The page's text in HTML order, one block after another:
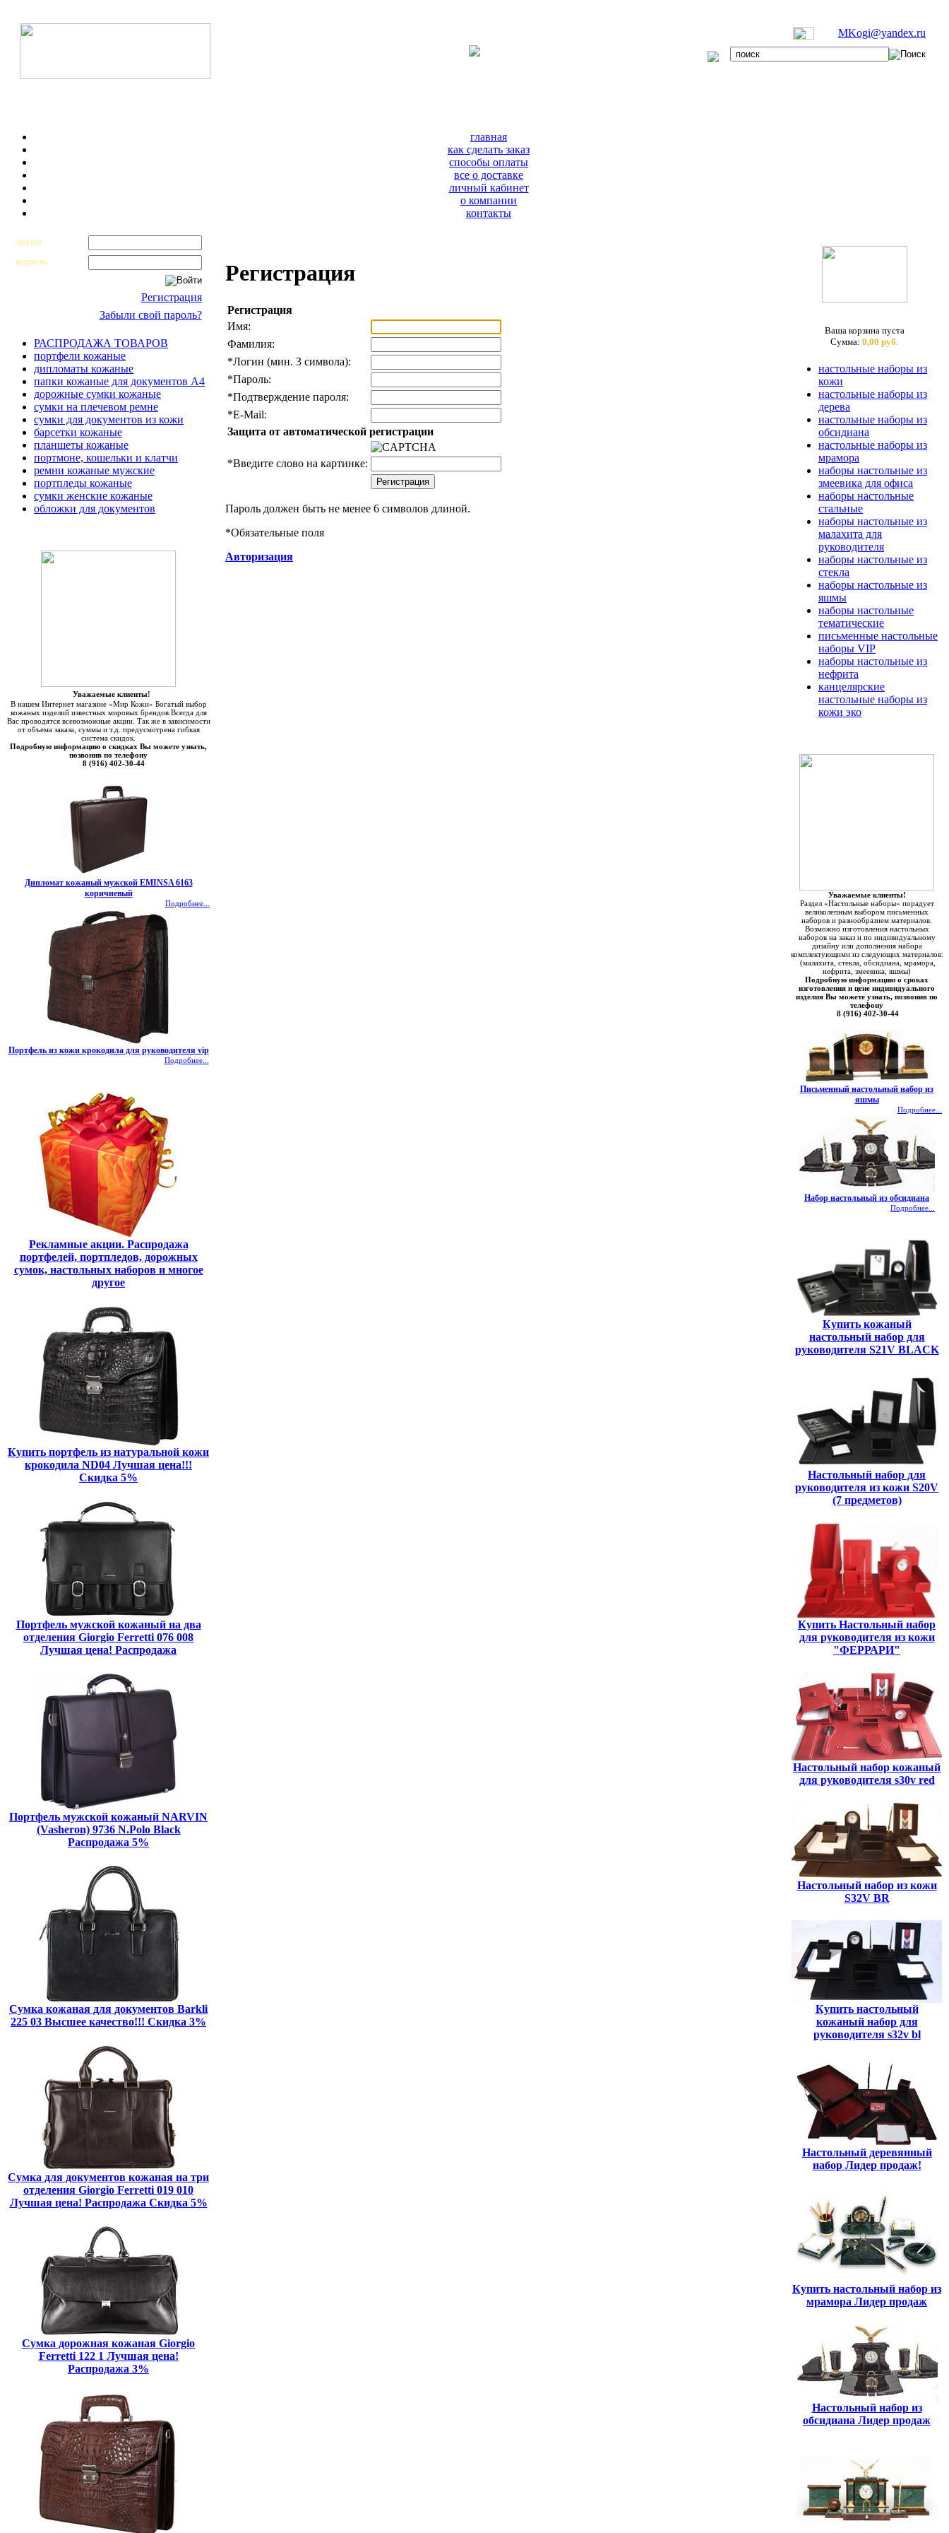
MKogi@yandex.ru
главная
как сделать заказ
способы оплаты
все о доставке
личный кабинет
о компании
контакты
логин
пароль
Регистрация
Забыли свой пароль?
РАСПРОДАЖА ТОВАРОВ
портфели кожаные
дипломаты кожаные
папки кожаные для документов А4
дорожные сумки кожаные
сумки на плечевом ремне
сумки для документов из кожи
барсетки кожаные
планшеты кожаные
портмоне, кошельки и клатчи
ремни кожаные мужские
портпледы кожаные
сумки женские кожаные
обложки для документов
Уважаемые клиенты!
В нашем Интернет магазине «Мир Кожи» Богатый выбор
кожаных изделий известных мировых брендов.Всегда для
Вас проводятся всевозможные акции. Так же в зависимости
от объема заказа, суммы и т.д. предусмотрена гибкая
система скидок.
Подробную информацию о скидках Вы можете узнать,
позвонив по телефону
8 (916) 402-30-44
Дипломат кожаный мужской EMINSA 6163
коричневый
Подробнее...
Портфель из кожи крокодила для руководителя vip
Подробнее...
Рекламные акции. Распродажа
портфелей, портпледов, дорожных
сумок, настольных наборов и многое
другое
Купить портфель из натуральной кожи
крокодила ND04 Лучшая цена!!!
Скидка 5%
Портфель мужской кожаный на два
отделения Giorgio Ferretti 076 008
Лучшая цена! Распродажа
Портфель мужской кожаный NARVIN
(Vasheron) 9736 N.Polo Black
Распродажа 5%
Сумка кожаная для документов Barkli
225 03 Высшее качество!!! Скидка 3%
Сумка для документов кожаная на три
отделения Giorgio Ferretti 019 010
Лучшая цена! Распродажа Скидка 5%
Сумка дорожная кожаная Giorgio
Ferretti 122 1 Лучшая цена!
Распродажа 3%
Регистрация
Регистрация
Имя:
Фамилия:
*Логин (мин. 3 символа):
*Пароль:
*Подтверждение пароля:
*E-Mail:
Защита от автоматической регистрации
*Введите слово на картинке:
Пароль должен быть не менее 6 символов длиной.
*Обязательные поля
Авторизация
Ваша корзина пуста
Сумма: 0,00 руб.
настольные наборы из
кожи
настольные наборы из
дерева
настольные наборы из
обсидиана
настольные наборы из
мрамора
наборы настольные из
змеевика для офиса
наборы настольные
стальные
наборы настольные из
малахита для
руководителя
наборы настольные из
стекла
наборы настольные из
яшмы
наборы настольные
тематические
письменные настольные
наборы VIP
наборы настольные из
нефрита
канцелярские
настольные наборы из
кожи эко
Уважаемые клиенты!
Раздел «Настольные наборы» порадует
великолепным выбором письменных
наборов и разнообразием материалов.
Возможно изготовления настольных
наборов на заказ и по индивидуальному
дизайну или дополнения набора
комплектующими из следующих материалов:
(малахита, стекла, обсидиана, мрамора,
нефрита, змеевика, яшмы)
Подробную информацию о сроках
изготовления и цене индивидуального
изделия Вы можете узнать, позвонив по
телефону
8 (916) 402-30-44
Письменный настольный набор из
яшмы
Подробнее...
Набор настольный из обсидиана
Подробнее...
Купить кожаный
настольный набор для
руководителя S21V BLACK
Настольный набор для
руководителя из кожи S20V
(7 предметов)
Купить Настольный набор
для руководителя из кожи
"ФЕРРАРИ"
Настольный набор кожаный
для руководителя s30v red
Настольный набор из кожи
S32V BR
Купить настольный
кожаный набор для
руководителя s32v bl
Настольный деревянный
набор Лидер продаж!
Купить настольный набор из
мрамора Лидер продаж
Настольный набор из
обсидиана Лидер продаж